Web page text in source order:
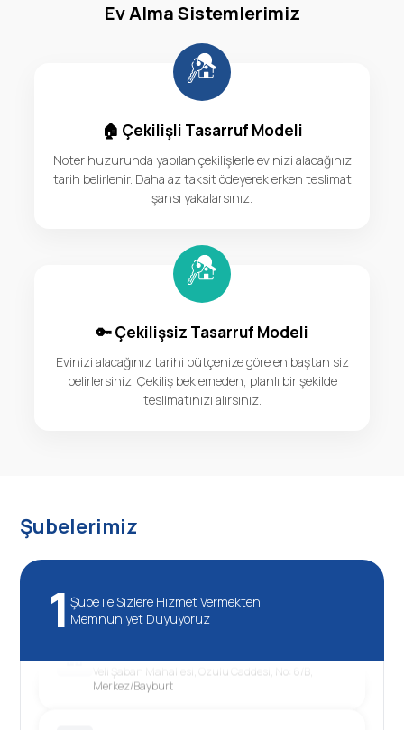
Ev Alma Sistemlerimiz
🏠 Çekilişli Tasarruf Modeli
Noter huzurunda yapılan çekilişlerle evinizi alacağınız
tarih belirlenir. Daha az taksit ödeyerek erken teslimat
şansı yakalarsınız.
🔑 Çekilişsiz Tasarruf Modeli
Evinizi alacağınız tarihi bütçenize göre en baştan siz
belirlersiniz. Çekiliş beklemeden, planlı bir şekilde
teslimatınızı alırsınız.
Şubelerimiz
1Şube ile Sizlere Hizmet Vermekten
Memnuniyet Duyuyoruz
Merkez/Bayburt